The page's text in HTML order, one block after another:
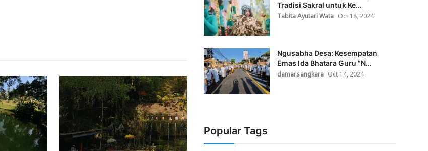
Tradisi Sakral untuk Ke...
Tabita Ayutari Wata Oct 18, 2024
Ngusabha Desa: Kesempatan
Emas Ida Bhatara Guru "N...
damarsangkara Oct 14, 2024
Popular Tags